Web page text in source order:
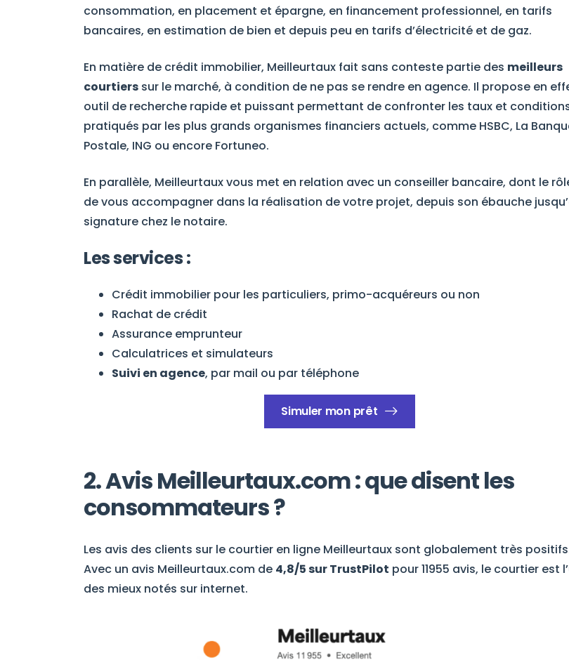
consommation, en placement et épargne, en financement professionnel, en tarifs
bancaires, en estimation de bien et depuis peu en tarifs d’électricité et de gaz.
En matière de crédit immobilier, Meilleurtaux fait sans conteste partie des meilleurs
courtiers sur le marché, à condition de ne pas se rendre en agence. Il propose en
outil de recherche rapide et puissant permettant de confronter les taux et
pratiqués par les plus grands organismes financiers actuels, comme HSBC, La
Postale, ING ou encore Fortuneo.
En parallèle, Meilleurtaux vous met en relation avec un conseiller bancaire, dont le
de vous accompagner dans la réalisation de votre projet, depuis son ébauche
signature chez le notaire.
Les services :
Crédit immobilier pour les particuliers, primo-acquéreurs ou non
Rachat de crédit
Assurance emprunteur
Calculatrices et simulateurs
Suivi en agence, par mail ou par téléphone
Simuler mon prêt
2. Avis Meilleurtaux.com : que disent les
consommateurs ?
Les avis des clients sur le courtier en ligne Meilleurtaux sont globalement très
Avec un avis Meilleurtaux.com de 4,8/5 sur TrustPilot pour 11955 avis, le courtier est
des mieux notés sur internet.